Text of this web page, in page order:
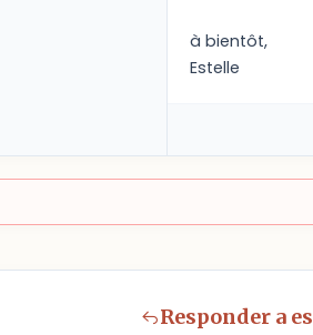
à bientôt,
Estelle
Responder a